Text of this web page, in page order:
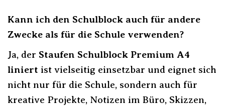
Kann ich den Schulblock auch für andere
Zwecke als für die Schule verwenden?
Ja, der Staufen Schulblock Premium A4
liniert ist vielseitig einsetzbar und eignet sich
nicht nur für die Schule, sondern auch für
kreative Projekte, Notizen im Büro, Skizzen,